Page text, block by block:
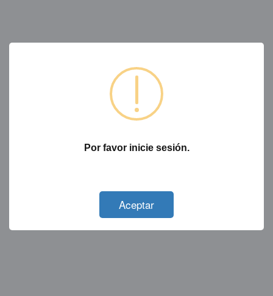
Por favor inicie sesión.
Aceptar